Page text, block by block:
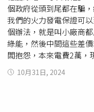
個政府從頭到尾都在騙
我們的火力發電保證可
個辦法，就是叫小廠商
綠能，然後中間這些差
闆抱怨，本來電費2萬，
漲？根本在騙！謝寒冰30
風電產業都快倒了，根
10月31日, 2024